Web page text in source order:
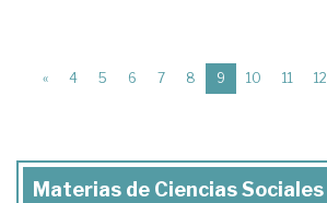
« 4 5 6 7 8 9 (current)
10 11 12
Materias de Ciencias Sociales